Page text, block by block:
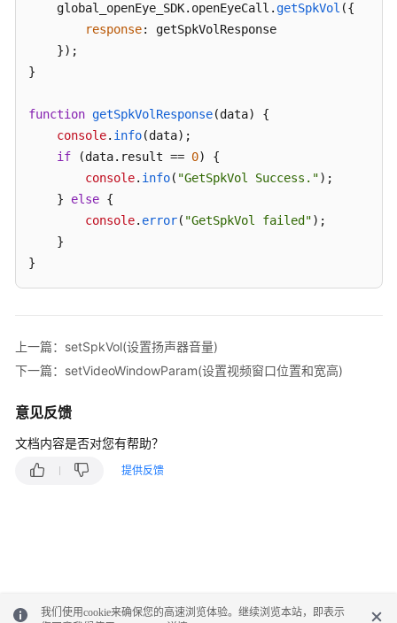
量
接
集
成
（JS）
座
成
座
叫
处
(RESTful)
座
席
电
    global_openEye_SDK.
openEyeCall .getSpkVol ({
response: getSpkVolResponse
    });
}
function getSpkVolResponse(data) {
console. info(data);
if (data. result == 0) {
console. info( "GetSpkVol Success.");
    }
else {
console. error( "GetSpkVol failed");
    }
}
上一篇：setSpkVol(设置扬声器音量)
下一篇：setVideoWindowParam(设置视频窗口位置和宽高)
意见反馈
文档内容是否对您有帮助？
提供反馈
我们使用cookie来确保您的高速浏览体验。继续浏览本站，即表示